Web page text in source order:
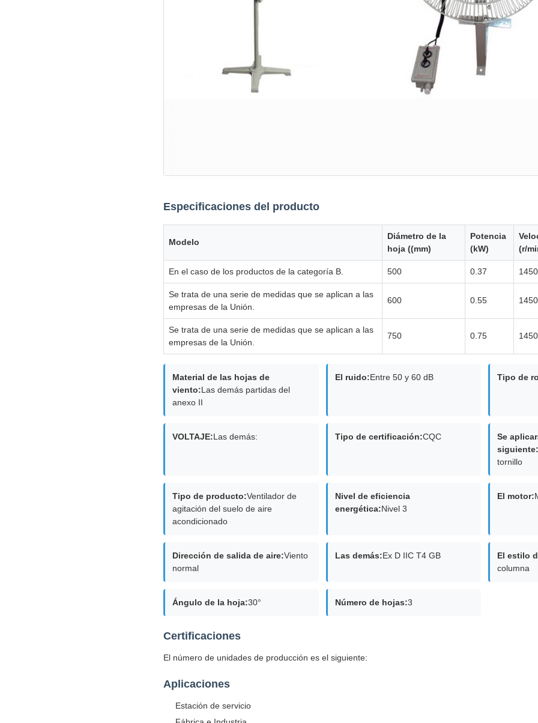
Especificaciones del producto
Modelo
Diámetro de la
hoja ((mm)
Potencia
(kW)
(r/
En el caso de los productos de la categoría B. 500 0.37 1450
Se trata de una serie de medidas que se aplican a las
empresas de la Unión.
600 0.55 1450
Se trata de una serie de medidas que se aplican a las
empresas de la Unión.
750 0.75 1450
Material de las hojas de
viento:Las demás partidas del
anexo II
El ruido:Entre 50 y 60 dB Tipo de
VOLTAJE:Las demás: Tipo de certificación:CQC
Se
siguiente:
tornillo
Tipo de producto:Ventilador de
agitación del suelo de aire
acondicionado
Nivel de eficiencia
energética:Nivel 3
El motor:
Dirección de salida de aire:Viento
normal
Las demás:Ex D IIC T4 GB El estilo
columna
Ángulo de la hoja:30° Número de hojas:3
Certificaciones
El número de unidades de producción es el siguiente:
Aplicaciones
Estación de servicio